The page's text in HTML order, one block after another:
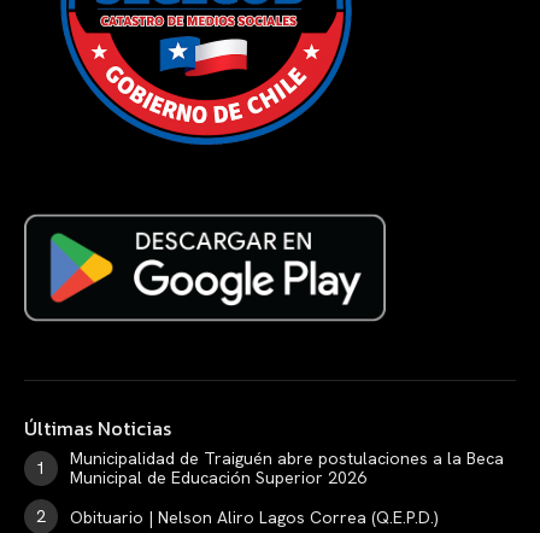
Últimas Noticias
Municipalidad de Traiguén abre postulaciones a la Beca
Municipal de Educación Superior 2026
Obituario | Nelson Aliro Lagos Correa (Q.E.P.D.)